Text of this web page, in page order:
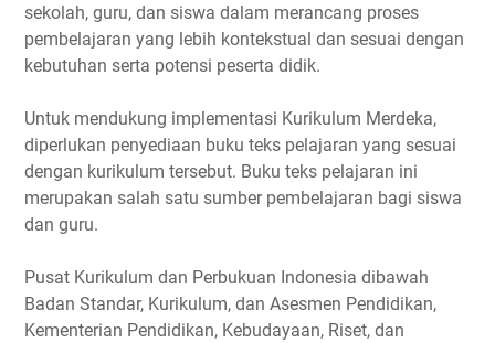
sekolah, guru, dan siswa dalam merancang proses
pembelajaran yang lebih kontekstual dan sesuai dengan
kebutuhan serta potensi peserta didik.
Untuk mendukung implementasi Kurikulum Merdeka,
diperlukan penyediaan buku teks pelajaran yang sesuai
dengan kurikulum tersebut. Buku teks pelajaran ini
merupakan salah satu sumber pembelajaran bagi siswa
dan guru.
Pusat Kurikulum dan Perbukuan Indonesia dibawah
Badan Standar, Kurikulum, dan Asesmen Pendidikan,
Kementerian Pendidikan, Kebudayaan, Riset, dan